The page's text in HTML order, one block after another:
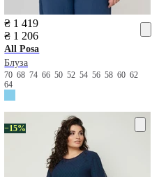
₴ 1 419
₴ 1 206
All Posa
Блуза
7068746650525456586062
64
−15%